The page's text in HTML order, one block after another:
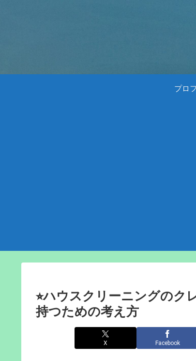
プロ
⭐︎ハウスクリーニングのク
持つための考え方
X Facebook